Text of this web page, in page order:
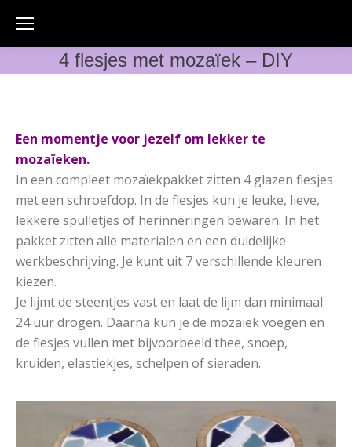
4 flesjes met mozaïek – DIY
Een momentje voor jezelf om lekker te
mozaïeken.
In een compleet mozaïekpakket zitten 4 glazen flesjes
met een schroefdop. In de flesjes kun je leuke, lieve,
lekkere spulletjes of herinneringen bewaren. In het
pakket zitten alle materialen en een duidelijke
werkbeschrijving. Je kunt uit 7 verschillende kleuren
kiezen.
Je lijmt de steentjes vast en laat de lijm dan minimaal
24 uur drogen. Daarna kun je de mozaïek voegen en
de flesjes vullen met bijvoorbeeld thee, snoep,
kruiden, elastiekjes, schelpen of sieraden.